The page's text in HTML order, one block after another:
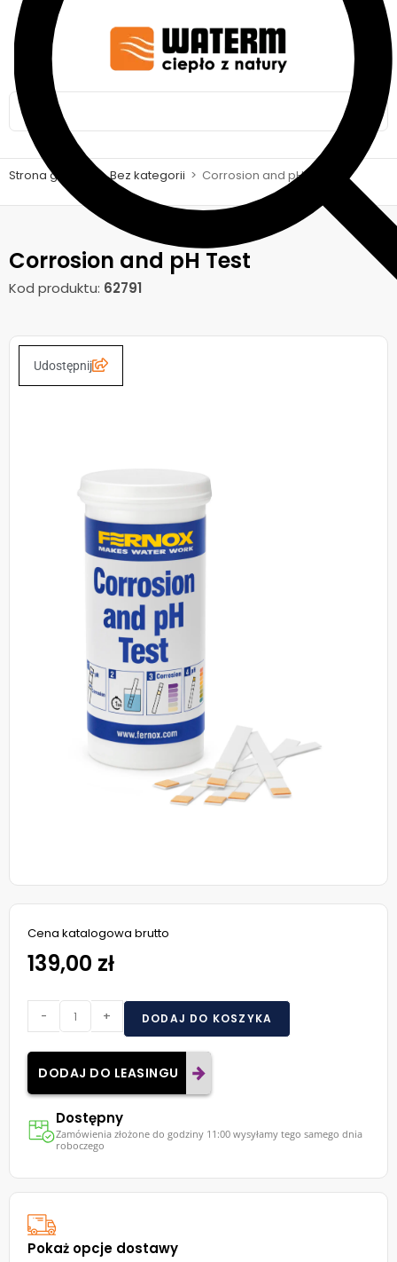
Strona główna > Bez kategorii > Corrosion and pH Test
Corrosion and pH Test
Kod produktu: 62791
Udostępnij
Cena katalogowa brutto
139,00 zł
- + DODAJ DO KOSZYKA
DODAJ DO LEASINGU
Dostępny
Zamówienia złożone do godziny 11:00 wysyłamy tego samego dnia
roboczego
Pokaż opcje dostawy